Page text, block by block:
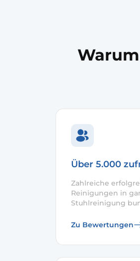
Über 5.000
Zahlreiche
Reinigungen in
Stuhlreinigung
Zu Bewertungen